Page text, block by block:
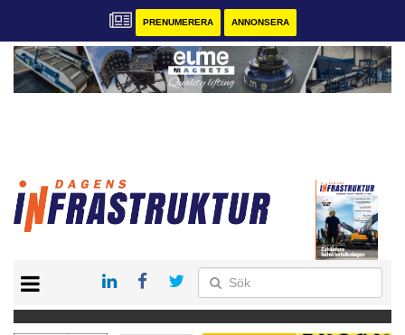
PRENUMERERA ANNONSERA